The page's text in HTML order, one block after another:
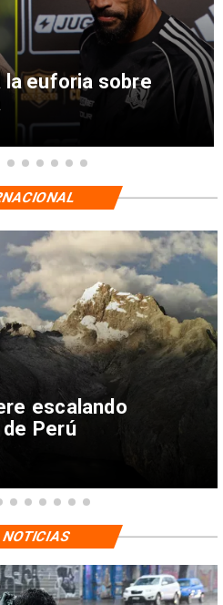
la euforia sobre
escalando
Perú